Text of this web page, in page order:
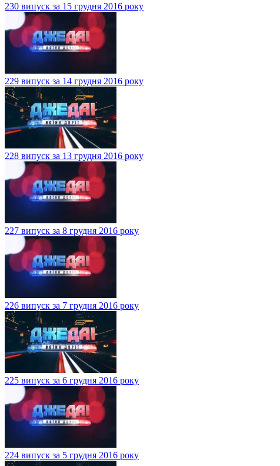
230 випуск за 15 грудня 2016 року
229 випуск за 14 грудня 2016 року
228 випуск за 13 грудня 2016 року
227 випуск за 8 грудня 2016 року
226 випуск за 7 грудня 2016 року
225 випуск за 6 грудня 2016 року
224 випуск за 5 грудня 2016 року